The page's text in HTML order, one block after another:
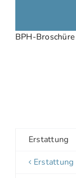
BPH-Broschüre
Erstattung
Erstattung